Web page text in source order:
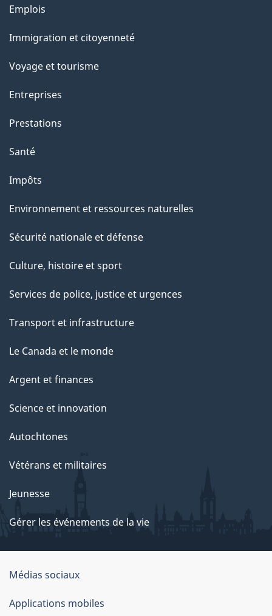
Thèmes
sujets
Emplois
Immigration et citoyenneté
Voyage et tourisme
Entreprises
Prestations
Santé
Impôts
Environnement et ressources naturelles
Sécurité nationale et défense
Culture, histoire et sport
Services de police, justice et urgences
Transport et infrastructure
Le Canada et le monde
Argent et finances
Science et innovation
Autochtones
Vétérans et militaires
Jeunesse
Gérer les événements de la vie
Organisation
du
Médias sociaux
Applications mobiles